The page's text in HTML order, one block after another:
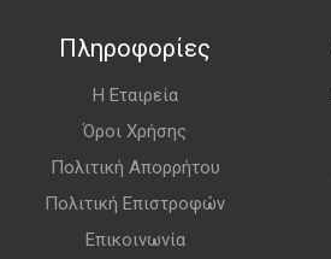
Πληροφορίες
Η Εταιρεία
Όροι Χρήσης
Πολιτική Απορρήτου
Πολιτική Επιστροφών
Επικοινωνία